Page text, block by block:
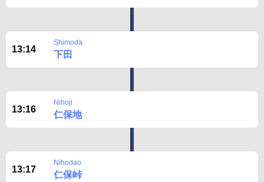
13:14
Shimoda
下田
13:16
Nihoji
仁保地
13:17
Nihodao
仁保峠